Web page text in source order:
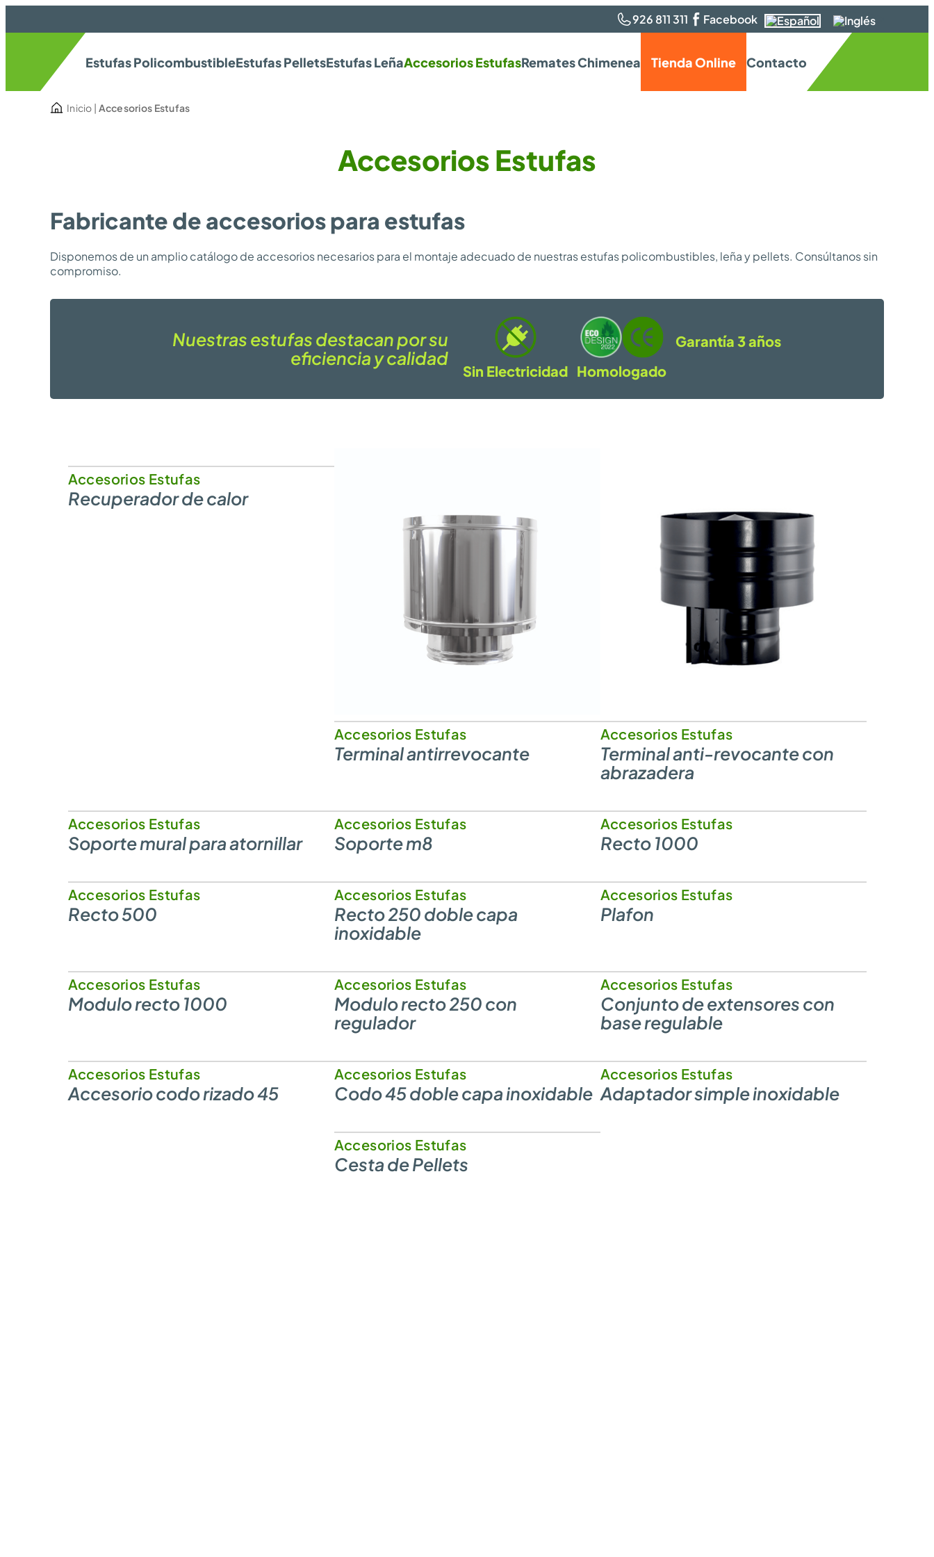
926 811 311 Facebook
Estufas PolicombustibleEstufas PelletsEstufas LeñaAccesorios EstufasRemates Chimenea Tienda Online Contacto
Inicio | Accesorios Estufas
Accesorios Estufas
Fabricante de accesorios para estufas
Disponemos de un amplio catálogo de accesorios necesarios para el montaje adecuado de nuestras estufas policombustibles, leña y pellets. Consúltanos sin
compromiso.
Nuestras estufas destacan por su
eficiencia y calidad
Sin Electricidad Homologado
Garantía 3 años
Accesorios Estufas
Recuperador de calor
Accesorios Estufas
Terminal antirrevocante
Accesorios Estufas
Terminal anti-revocante con
abrazadera
Accesorios Estufas
Soporte mural para atornillar
Accesorios Estufas
Soporte m8
Accesorios Estufas
Recto 1000
Accesorios Estufas
Recto 500
Accesorios Estufas
Recto 250 doble capa
inoxidable
Accesorios Estufas
Plafon
Accesorios Estufas
Modulo recto 1000
Accesorios Estufas
Modulo recto 250 con
regulador
Accesorios Estufas
Conjunto de extensores con
base regulable
Accesorios Estufas
Accesorio codo rizado 45
Accesorios Estufas
Codo 45 doble capa inoxidable
Accesorios Estufas
Adaptador simple inoxidable
Accesorios Estufas
Cesta de Pellets